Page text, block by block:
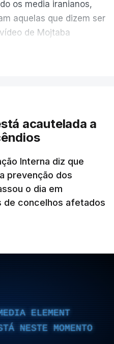
os media iranianos,
aquelas que dizem ser
de Mojtaba
como aquilo que
vem dando conta
estará em estado
que no
matou o pai, o
membros da
Khamenei no que
sem qualquer
ELEMENT
NESTE
acautelada a
Interna diz que
prevenção dos
o dia em
de concelhos afetados
ELEMENT
NESTE MOMENTO